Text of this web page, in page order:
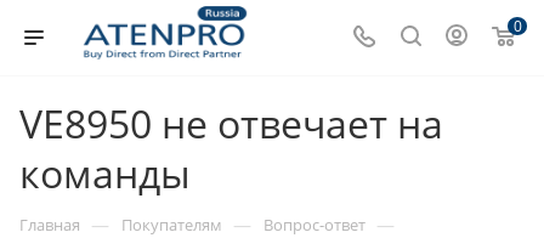
0
VE8950 не отвечает на
команды
Главная — Покупателям — Вопрос-ответ —